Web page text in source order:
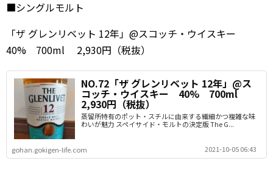
■シングルモルト
「ザ グレンリベット 12年」@スコッチ・ウイスキー
40% 700ml 2,930円（税抜）
NO.72「ザ グレンリベット 12年」@ス
コッチ・ウイスキー 40% 700ml
2,930円（税抜）
蒸留所特有のポット・スチルに由来する繊細かつ複雑な味
わいが魅力 スペイサイド・モルトの決定版 The G...
gohan.gokigen-life.com 2021-10-05 06:43